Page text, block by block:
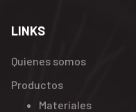
LINKS
Quienes somos
Productos
Materiales